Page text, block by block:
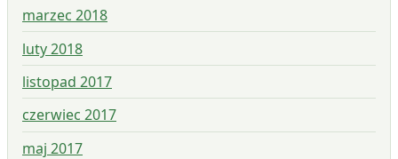
marzec 2018
luty 2018
listopad 2017
czerwiec 2017
maj 2017